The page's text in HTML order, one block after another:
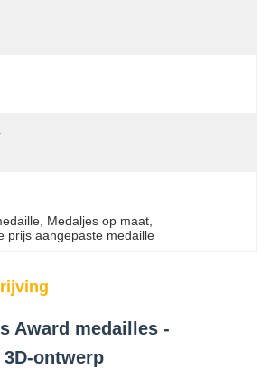
Medaljes op maat
prijs aangepaste medaille
Award medailles -
ontwerp